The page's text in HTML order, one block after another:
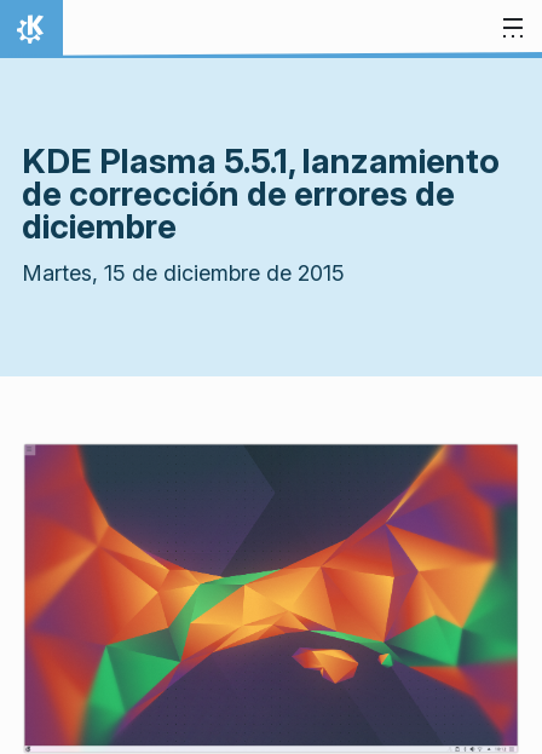
Ir al contenido
Inicio
KDE Plasma 5.5.1, lanzamiento
de corrección de errores de
diciembre
Martes, 15 de diciembre de 2015